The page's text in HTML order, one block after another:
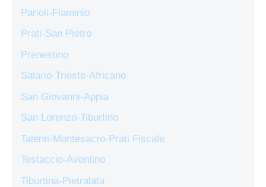
Parioli-Flaminio
Prati-San Pietro
Prenestino
Salario-Trieste-Africano
San Giovanni-Appia
San Lorenzo-Tiburtino
Talenti-Montesacro-Prati Fiscale
Testaccio-Aventino
Tiburtina-Pietralata